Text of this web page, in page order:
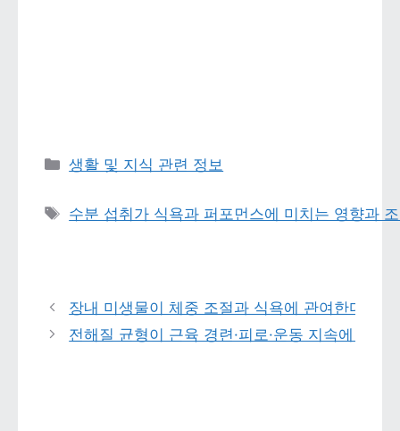
카테고리
생활 및 지식 관련 정보
태그
수분 섭취가 식욕과 퍼포먼스에 미치는 영향과
장내 미생물이 체중 조절과 식욕에 관여한다는
전해질 균형이 근육 경련·피로·운동 지속에 관여